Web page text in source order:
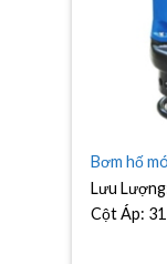
Bơm hố
Lưu
Cột Áp: